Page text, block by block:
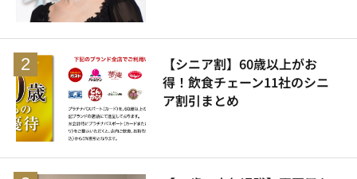
【シニア割】60歳以上がお
得！飲食チェーン11社のシニ
ア割引まとめ